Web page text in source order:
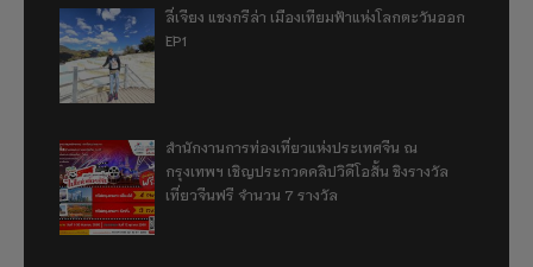
ลี่เจียง แชงกรีล่า เมืองเทียมฟ้าแห่งโลกตะวันออก
EP1
สำนักงานการท่องเที่ยวแห่งประเทศจีน ณ
กรุงเทพฯ เชิญประกวดคลิปวิดีโอสั้น ชิงรางวัล
เที่ยวจีนฟรี จำนวน 7 รางวัล